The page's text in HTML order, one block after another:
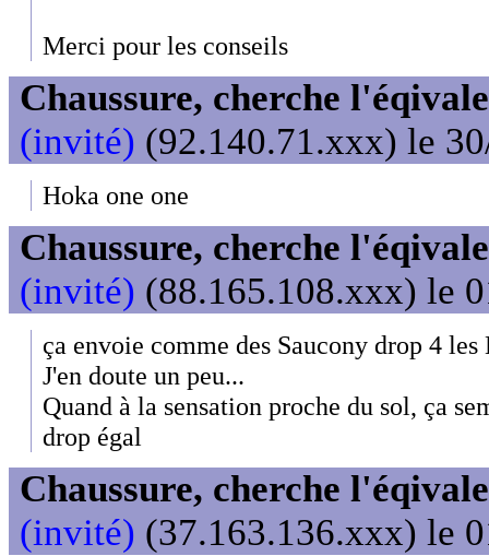
Merci pour les conseils
Chaussure, cherche
(invité) (92.140.71.xxx) le
Hoka one one
Chaussure, cherche
(invité) (88.165.108.xxx) le
ça envoie comme des Saucony drop 4 les
J'en doute un peu...
Quand à la sensation proche du sol, ça
drop égal
Chaussure, cherche
(invité) (37.163.136.xxx) le